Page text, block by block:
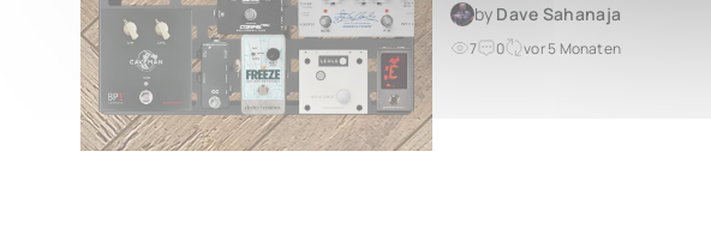
by Dave Sahanaja
7 0 vor 5 Monaten